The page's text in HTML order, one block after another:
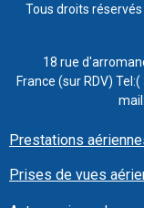
Tous droits
18 rue
France (sur RDV)
Prestations
Prises de vues